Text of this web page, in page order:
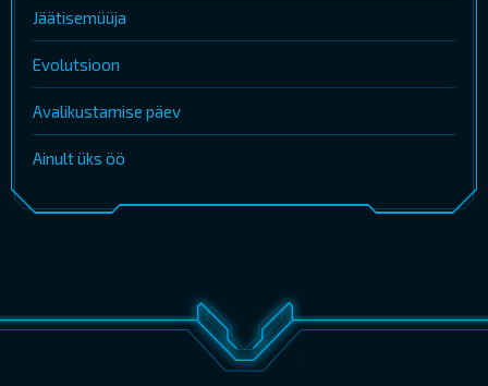
Jäätisemüüja
Evolutsioon
Avalikustamise päev
Ainult üks öö